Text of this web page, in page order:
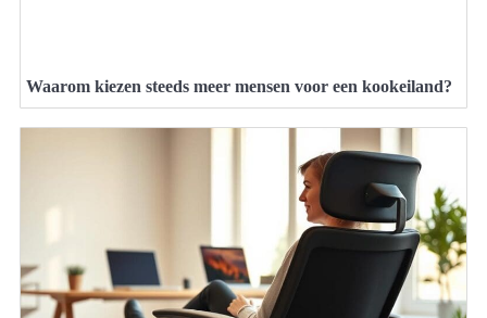
Waarom kiezen steeds meer mensen voor een kookeiland?